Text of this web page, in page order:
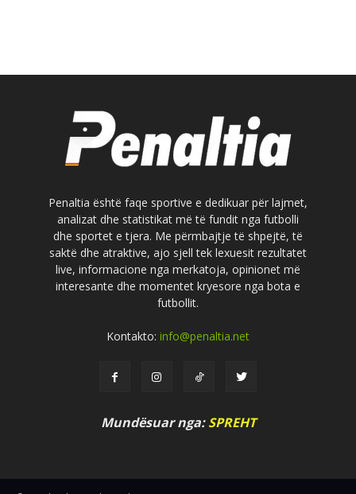
Penaltia është faqe sportive e dedikuar për lajmet,
analizat dhe statistikat më të fundit nga futbolli
dhe sportet e tjera. Me përmbajtje të shpejtë, të
saktë dhe atraktive, ajo sjell tek lexuesit rezultatet
live, informacione nga merkatoja, opinionet më
interesante dhe momentet kryesore nga bota e
futbollit.
Kontakto: info@penaltia.net
Mundësuar nga:SPREHT